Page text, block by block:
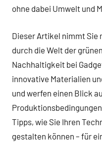
ohne dabei Umwelt und
Dieser Artikel nimmt Sie
durch die Welt der
Nachhaltigkeit bei
innovative Materialien
und werfen einen Blick
Tipps, wie Sie Ihren
gestalten können – für